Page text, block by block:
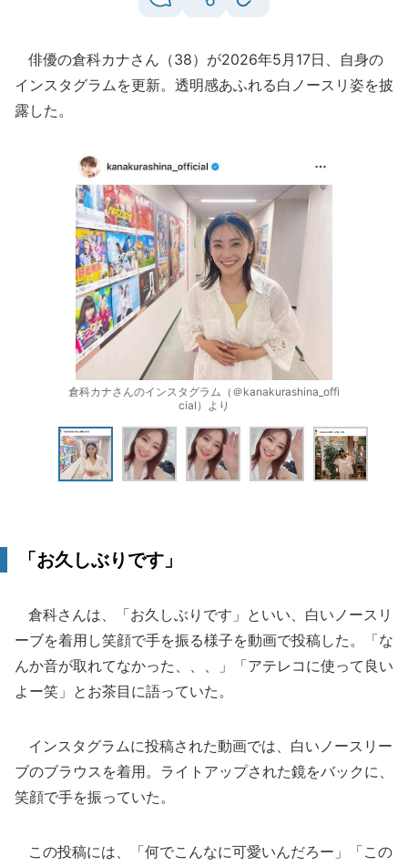
俳優の倉科カナさん（38）が2026年5月17日、自身の
インスタグラムを更新。透明感あふれる白ノースリ姿を披
露した。
倉科カナさんのインスタグラム（＠kanakurashina_offi
cial）より
「お久しぶりです」
倉科さんは、「お久しぶりです」といい、白いノースリ
ーブを着用し笑顔で手を振る様子を動画で投稿した。「な
んか音が取れてなかった、、、」「アテレコに使って良い
よー笑」とお茶目に語っていた。
インスタグラムに投稿された動画では、白いノースリー
ブのブラウスを着用。ライトアップされた鏡をバックに、
笑顔で手を振っていた。
この投稿には、「何でこんなに可愛いんだろー」「この